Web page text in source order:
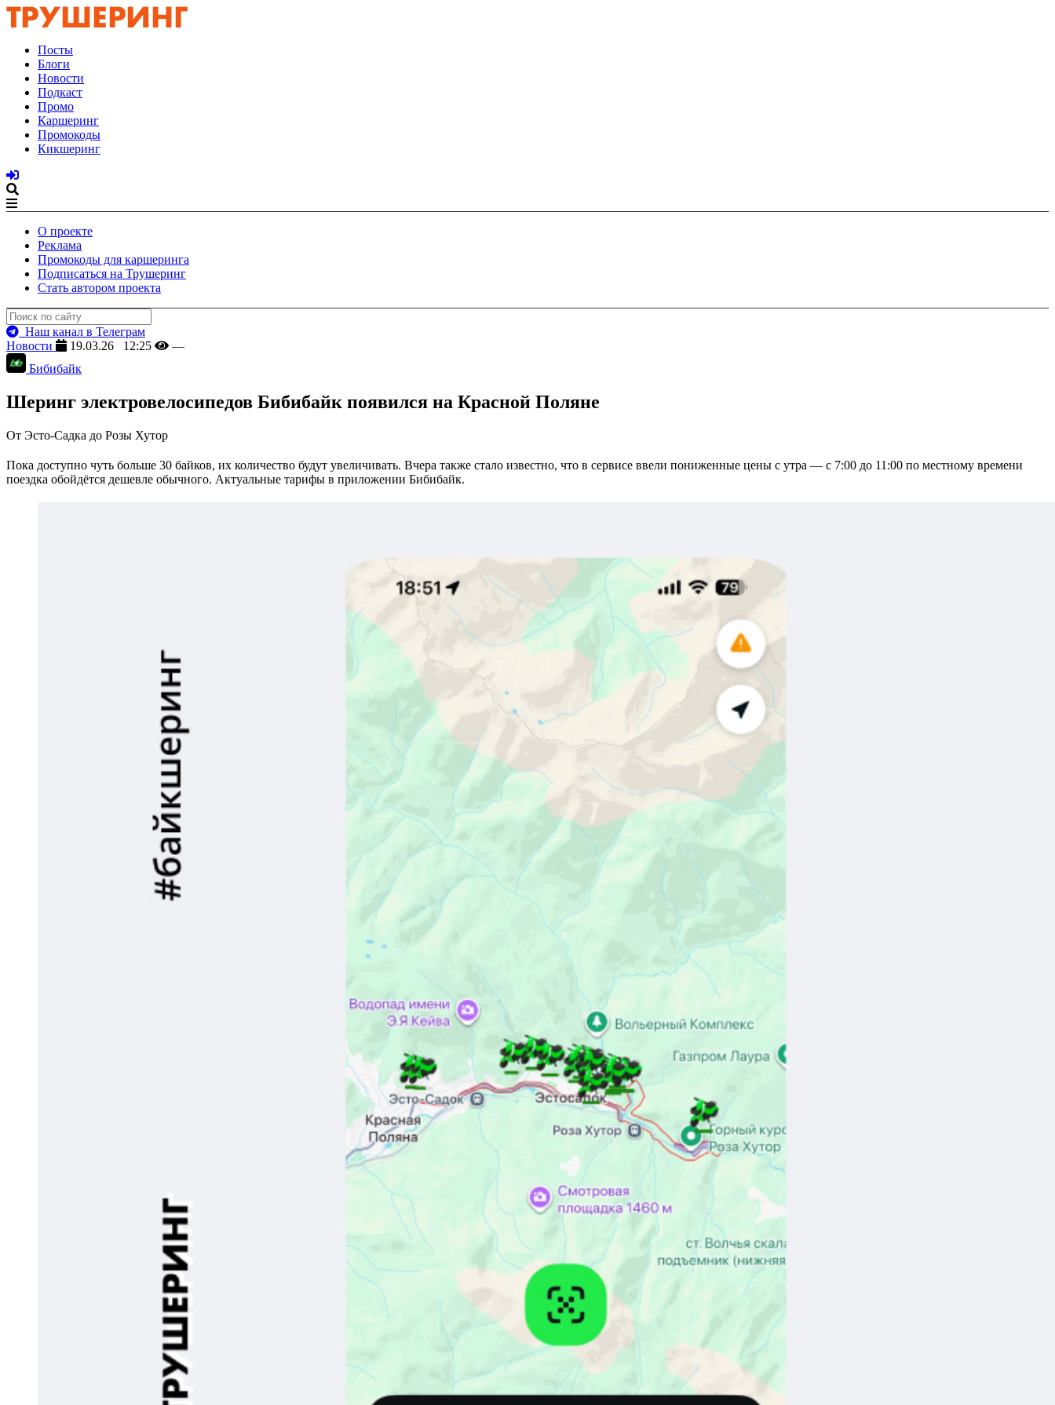
Посты
Блоги
Новости
Подкаст
Промо
Каршеринг
Промокоды
Кикшеринг
О проекте
Реклама
Промокоды для каршеринга
Подписаться на Трушеринг
Стать автором проекта
Наш канал в Телеграм
Новости
19.03.26 12:25
—
Бибибайк
Шеринг электровелосипедов Бибибайк появился на Красной Поляне
От Эсто-Садка до Розы Хутор
Пока доступно чуть больше 30 байков, их количество будут увеличивать. Вчера также стало известно, что в сервисе ввели пониженные цены с утра — с 7:00 до 11:00 по местному времени
поездка обойдётся дешевле обычного. Актуальные тарифы в приложении Бибибайк.